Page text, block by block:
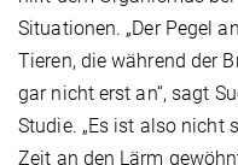
Situationen. „Der Pegel
Tieren, die während der
gar nicht erst an“, sagt
Studie. „Es ist also nicht
Zeit an den Lärm